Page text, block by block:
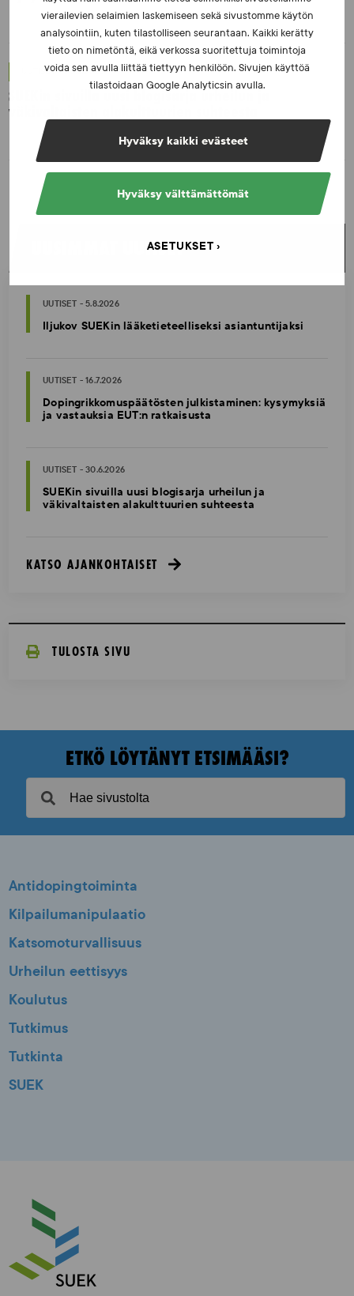
vierailevien selaimien laskemiseen sekä sivustomme käytön
analysointiin, kuten tilastolliseen seurantaan. Kaikki kerätty
tieto on nimetöntä, eikä verkossa suoritettuja toimintoja
voida sen avulla liittää tiettyyn henkilöön. Sivujen käyttöä
tilastoidaan Google Analyticsin avulla.
Hyväksy kaikki evästeet
Hyväksy välttämättömät
ASETUKSET
UUTISET - 30.6.2026
SUEKin sivuilla uusi blogisarja urheilun ja
väkivaltaisten alakulttuurien suhteesta
UUSIMMAT UUTISET
UUTISET - 5.8.2026
Iljukov SUEKin lääketieteelliseksi asiantuntijaksi
UUTISET - 16.7.2026
Dopingrikkomuspäätösten julkistaminen: kysymyksiä
ja vastauksia EUT:n ratkaisusta
UUTISET - 30.6.2026
SUEKin sivuilla uusi blogisarja urheilun ja
väkivaltaisten alakulttuurien suhteesta
KATSO AJANKOHTAISET
TULOSTA SIVU
ETKÖ LÖYTÄNYT ETSIMÄÄSI?
Antidopingtoiminta
Kilpailumanipulaatio
Katsomoturvallisuus
Urheilun eettisyys
Koulutus
Tutkimus
Tutkinta
SUEK